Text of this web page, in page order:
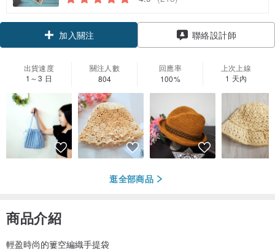
加入關注 聯絡設計師
出貨速度
1～3 日
關注人數
804
回應率
100%
上次上線
1 天內
逛全部商品
商品介紹
輕盈時尚的簍空編織手提袋